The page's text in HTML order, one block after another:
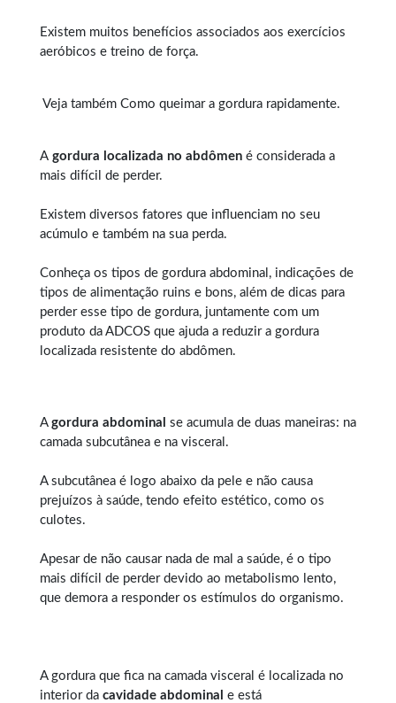
Existem muitos benefícios associados aos exercícios
aeróbicos e treino de força.
Veja também Como queimar a gordura rapidamente.
A gordura localizada no abdômen é considerada a
mais difícil de perder.
Existem diversos fatores que influenciam no seu
acúmulo e também na sua perda.
Conheça os tipos de gordura abdominal , indicações de
tipos de alimentação ruins e bons, além de dicas para
perder esse tipo de gordura, juntamente com um
produto da ADCOS que ajuda a reduzir a gordura
localizada resistente do abdômen.
A gordura abdominal se acumula de duas maneiras: na
camada subcutânea e na visceral.
A subcutânea é logo abaixo da pele e não causa
prejuízos à saúde, tendo efeito estético, como os
culotes.
Apesar de não causar nada de mal a saúde, é o tipo
mais difícil de perder devido ao metabolismo lento,
que demora a responder os estímulos do organismo.
A gordura que fica na camada visceral é localizada no
interior da cavidade abdominal e está